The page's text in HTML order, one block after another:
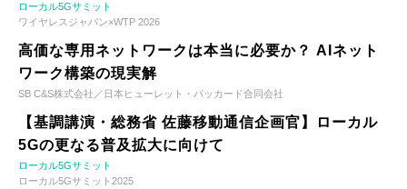
ローカル5Gサミット
ワイヤレスジャパン×WTP 2026
高価な専用ネットワークは本当に必要か？ AIネット
ワーク構築の現実解
SB C&S株式会社／日本ヒューレット・パッカード合同会社
【基調講演・総務省 佐藤移動通信企画官】ローカル
5Gの更なる普及拡大に向けて
ローカル5Gサミット
ローカル5Gサミット2025